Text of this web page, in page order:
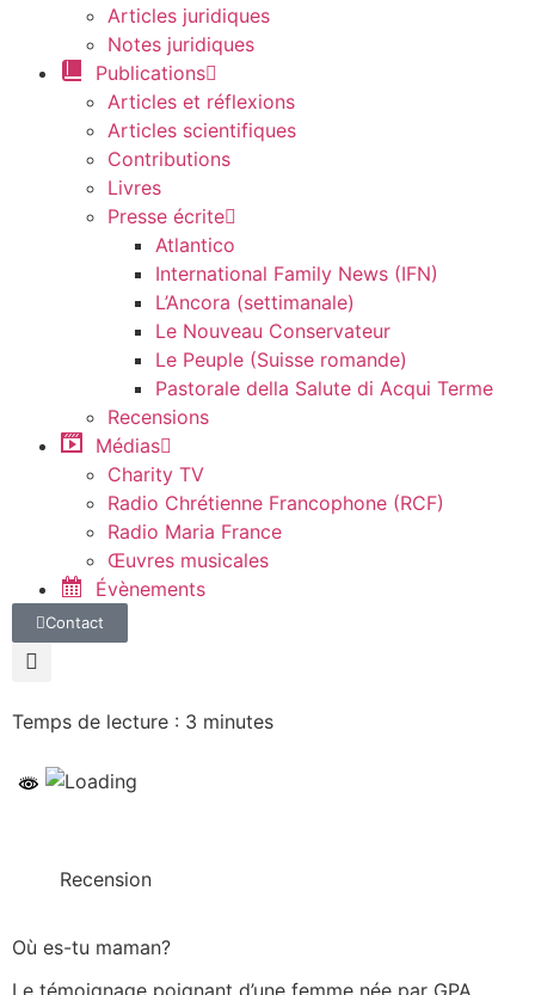
Articles juridiques
Notes juridiques
Publications
Articles et réflexions
Articles scientifiques
Contributions
Livres
Presse écrite
Atlantico
International Family News (IFN)
L’Ancora (settimanale)
Le Nouveau Conservateur
Le Peuple (Suisse romande)
Pastorale della Salute di Acqui Terme
Recensions
Médias
Charity TV
Radio Chrétienne Francophone (RCF)
Radio Maria France
Œuvres musicales
Évènements
Contact
Temps de lecture : 3 minutes
Recension
Où es-tu maman?
Le témoignage poignant d’une femme née par GPA